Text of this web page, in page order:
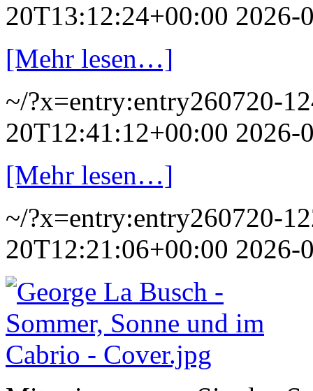
20T13:12:24+00:00 2026-
[Mehr lesen…]
~/?x=entry:entry260720-
20T12:41:12+00:00 2026-
[Mehr lesen…]
~/?x=entry:entry260720-
20T12:21:06+00:00 2026-